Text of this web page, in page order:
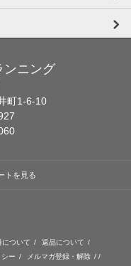
ンニング
町1-6-10
トを見る
について / 返品について /
ー / メルマガ登録・解除 / /